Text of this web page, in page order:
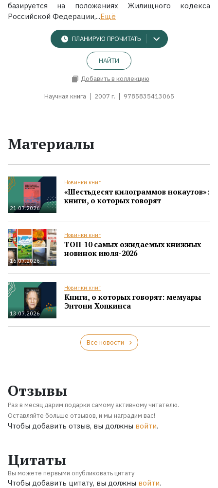
базируется на положениях Жилищного кодекса
Российской Федерации,...Ещё
ПЛАНИРУЮ ПРОЧИТАТЬ
НАЙТИ
Добавить в коллекцию
Научная книга 2007 г. 9785835413065
Материалы
21.07.2026
Новинки книг
«Шестьдесят килограммов нокаутов»:
книги, о которых говорят
16.07.2026
Новинки книг
ТОП-10 самых ожидаемых книжных
новинок июля-2026
13.07.2026
Новинки книг
Книги, о которых говорят: мемуары
Энтони Хопкинса
Все новости
Отзывы
Раз в месяц дарим подарки самому активному читателю.
Оставляйте больше отзывов, и мы наградим вас!
Чтобы добавить отзыв, вы должны войти.
Цитаты
Вы можете первыми опубликовать цитату
Чтобы добавить цитату, вы должны войти.